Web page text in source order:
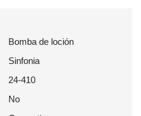
Bomba de loción
Sinfonia
24-410
No